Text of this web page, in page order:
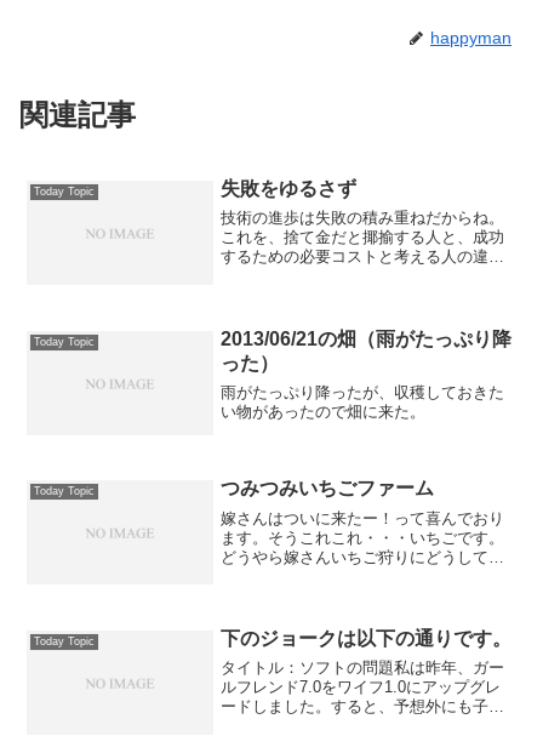
happyman
関連記事
Today Topic 失敗をゆるさず
技術の進歩は失敗の積み重ねだからね。
これを、捨て金だと揶揄する人と、成功
するための必要コストと考える人の違い
Today Topic
2013/06/21の畑（雨がたっぷり降
った）
雨がたっぷり降ったが、収穫しておきた
い物があったので畑に来た。
Today Topic つみつみいちごファーム
嫁さんはついに来たー！って喜んでおり
ます。そうこれこれ・・・いちごです。
どうやら嫁さんいちご狩りにどうしても
一歳なので無料です。）ブロ...
Today Topic 下のジョークは以下の通りです。
タイトル：ソフトの問題私は昨年、ガー
ルフレンド7.0をワイフ1.0にアップグレ
ードしました。すると、予想外にも子供